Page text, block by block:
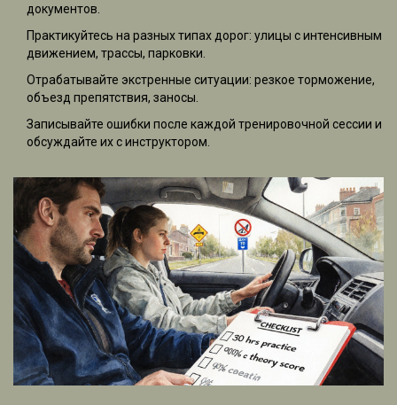
документов.
Практикуйтесь на разных типах дорог: улицы с интенсивным
движением, трассы, парковки.
Отрабатывайте экстренные ситуации: резкое торможение,
объезд препятствия, заносы.
Записывайте ошибки после каждой тренировочной сессии и
обсуждайте их с инструктором.